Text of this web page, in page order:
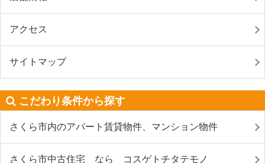
アクセス
サイトマップ
こだわり条件から探す
さくら市内のアパート賃貸物件、マンション物件
さくら市中古住宅 なら コスゲトチタテモノ